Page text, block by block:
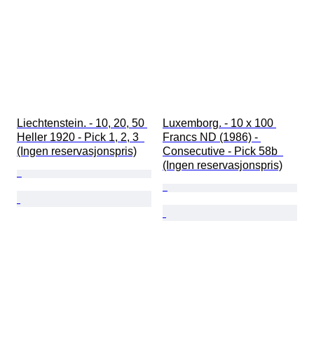
Liechtenstein. - 10, 20, 50
Heller 1920 - Pick 1, 2, 3
(Ingen reservasjonspris)
Luxemborg. - 10 x 100
Francs ND (1986) -
Consecutive - Pick 58b
(Ingen reservasjonspris)